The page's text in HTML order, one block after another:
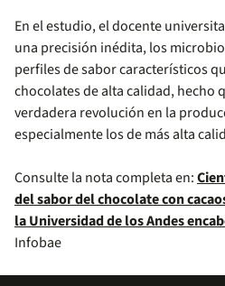
En el estudio, el docente
una precisión inédita, los
perfiles de sabor característicos
chocolates de alta calidad, hecho
verdadera revolución en la
especialmente los de más alta
Consulte la nota completa en:
del sabor del chocolate con
la Universidad de los Andes
Infobae